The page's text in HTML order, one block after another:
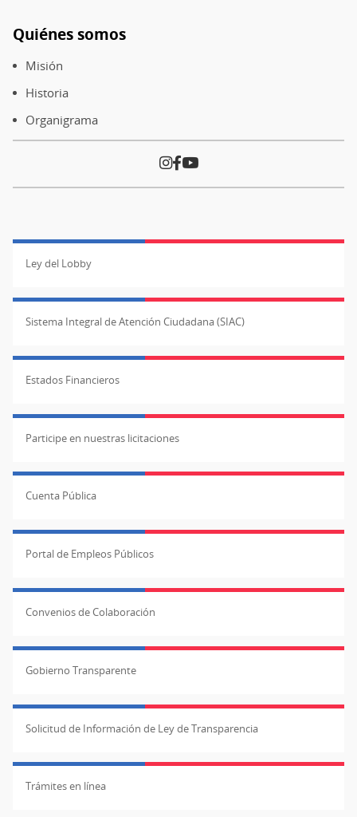
Pie
de
página
Quiénes somos
Misión
Historia
Organigrama
Ley del Lobby
Sistema Integral de Atención Ciudadana (SIAC)
Estados Financieros
Participe en nuestras licitaciones
Cuenta Pública
Portal de Empleos Públicos
Convenios de Colaboración
Gobierno Transparente
Solicitud de Información de Ley de Transparencia
Trámites en línea